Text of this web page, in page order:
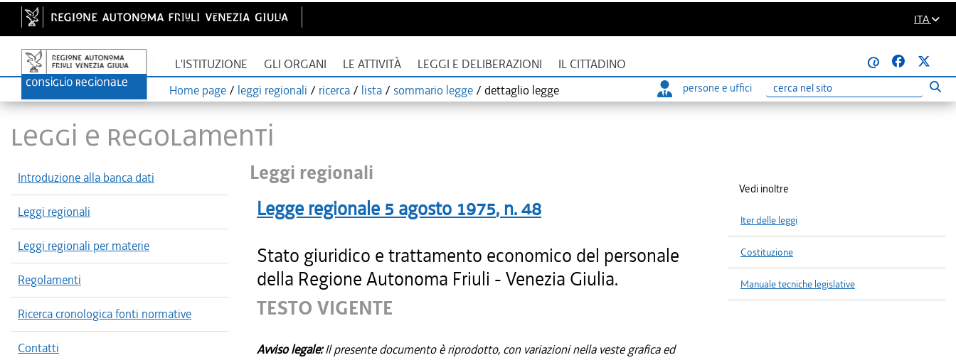
ITA
L'ISTITUZIONE GLI ORGANI LE ATTIVITÀ LEGGI E DELIBERAZIONI IL CITTADINO
@
Home page / leggi regionali / ricerca / lista / sommario legge / dettaglio legge persone e uffici
Ricerca
LEGGI E REGOLAMENTI
Introduzione alla banca dati
Leggi regionali
Leggi regionali per materie
Regolamenti
Ricerca cronologica fonti normative
Contatti
Leggi regionali
Legge regionale 5 agosto 1975, n.48
Stato giuridico e trattamento economico del personale
della Regione Autonoma Friuli - Venezia Giulia.
TESTO VIGENTE
Avviso legale:Il presente documento è riprodotto, con variazioni nella veste grafica ed
Vedi inoltre
Iter delle leggi
Costituzione
Manuale tecniche legislative